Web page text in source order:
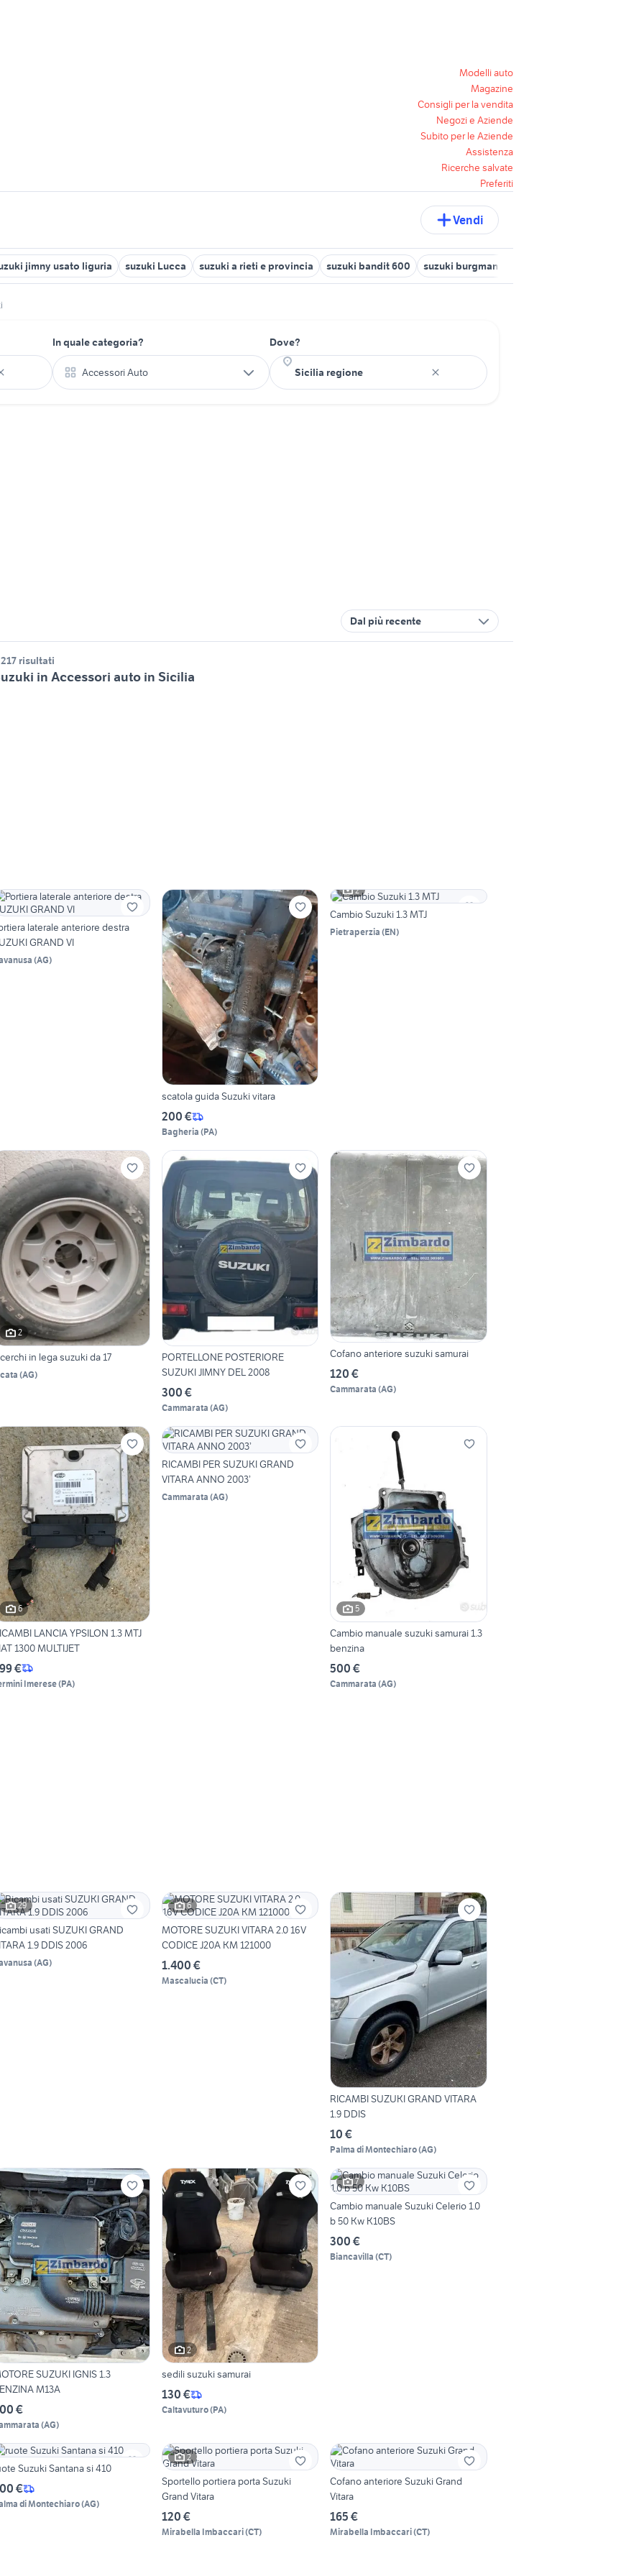
Modelli auto
Magazine
Consigli per la vendita
Negozi e Aziende
Subito per le Aziende
Assistenza
Ricerche salvate
Preferiti
Vendi
jimny usato liguria suzuki Lucca suzuki a rieti e provincia suzuki bandit 600 suzuki burgman 250 bauletto
In quale categoria?
Accessori Auto
Dove?
Dal più recente
risultati
in Accessori auto in Sicilia
laterale anteriore destra
GRAND VI
(AG)
scatola guida Suzuki vitara
200 €
Bagheria (PA)
2
Cambio Suzuki 1.3 MTJ
Pietraperzia (EN)
2
in lega suzuki da 17
(AG)
PORTELLONE POSTERIORE
SUZUKI JIMNY DEL 2008
300 €
Cammarata (AG)
Cofano anteriore suzuki samurai
120 €
Cammarata (AG)
6
LANCIA YPSILON 1.3 MTJ
1300 MULTIJET
€
Imerese(PA)
RICAMBI PER SUZUKI GRAND
VITARA ANNO 2003’
Cammarata (AG)
5
Cambio manuale suzuki samurai 1.3
benzina
500 €
Cammarata (AG)
29
usati SUZUKI GRAND
1.9 DDIS 2006
(AG)
6
MOTORE SUZUKI VITARA 2.0 16V
CODICE J20A KM 121000
1.400 €
Mascalucia (CT)
RICAMBI SUZUKI GRAND VITARA
1.9 DDIS
10 €
Palma di Montechiaro(AG)
SUZUKI IGNIS 1.3
M13A
€
(AG)
2
sedili suzuki samurai
130 €
Caltavuturo(PA)
7
Cambio manuale Suzuki Celerio 1.0
b 50 Kw K10BS
300 €
Biancavilla (CT)
Suzuki Santana si 410
€
di Montechiaro(AG)
2
Sportello portiera porta Suzuki
Grand Vitara
120 €
Mirabella Imbaccari(CT)
Cofano anteriore Suzuki Grand
Vitara
165 €
Mirabella Imbaccari(CT)